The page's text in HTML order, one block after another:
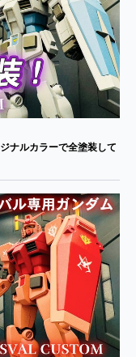
ナルカラーで全塗装して